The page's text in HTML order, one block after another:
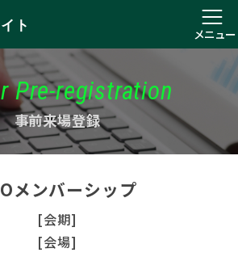
ト
メニュー
Pre-registration
事前来場登録
メンバーシップ
[会期]
[会場]